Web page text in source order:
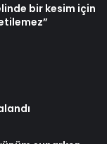
bir kesim için